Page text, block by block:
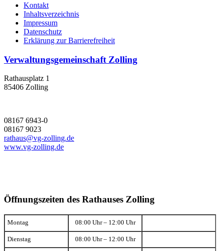
Kontakt
Inhaltsverzeichnis
Impressum
Datenschutz
Erklärung zur Barrierefreiheit
Verwaltungsgemeinschaft Zolling
Rathausplatz 1
85406 Zolling
08167 6943-0
08167 9023
rathaus@vg-zolling.de
www.vg-zolling.de
Öffnungszeiten des Rathauses Zolling
Montag 08:00 Uhr – 12:00 Uhr
Dienstag 08:00 Uhr – 12:00 Uhr